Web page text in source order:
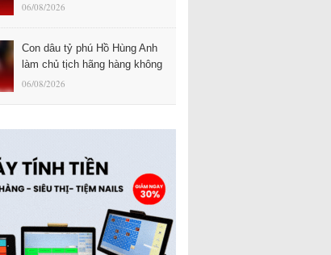
06/08/2026
Con dâu tỷ phú Hồ Hùng Anh
làm chủ tịch hãng hàng không
06/08/2026